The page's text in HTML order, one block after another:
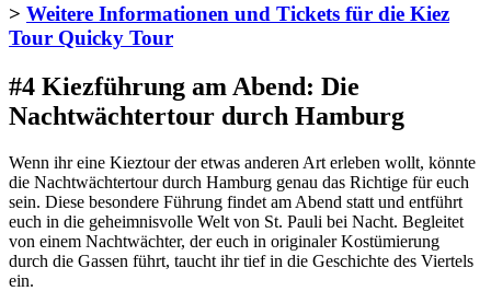
> Weitere Informationen und Tickets für die Kiez
Tour Quicky Tour
#4 Kiezführung am Abend: Die
Nachtwächtertour durch Hamburg
Wenn ihr eine Kieztour der etwas anderen Art erleben wollt, könnte
die Nachtwächtertour durch Hamburg genau das Richtige für euch
sein. Diese besondere Führung findet am Abend statt und entführt
euch in die geheimnisvolle Welt von St. Pauli bei Nacht. Begleitet
von einem Nachtwächter, der euch in originaler Kostümierung
durch die Gassen führt, taucht ihr tief in die Geschichte des Viertels
ein.